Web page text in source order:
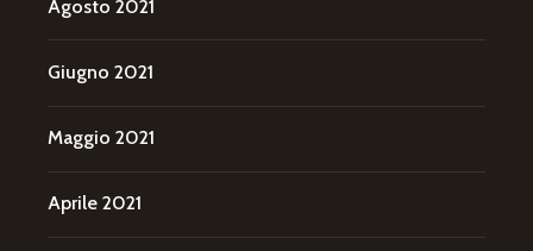
Agosto 2021
Giugno 2021
Maggio 2021
Aprile 2021